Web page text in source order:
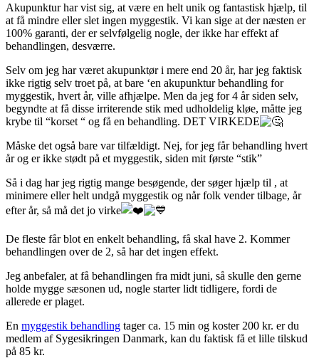
Akupunktur har vist sig, at være en helt unik og fantastisk hjælp, til
at få mindre eller slet ingen myggestik. Vi kan sige at der næsten er
100% garanti, der er selvfølgelig nogle, der ikke har effekt af
behandlingen, desværre.
Selv om jeg har været akupunktør i mere end 20 år, har jeg faktisk
ikke rigtig selv troet på, at bare ‘en akupunktur behandling for
myggestik, hvert år, ville afhjælpe. Men da jeg for 4 år siden selv,
begyndte at få disse irriterende stik med udholdelig kløe, måtte jeg
krybe til “korset “ og få en behandling. DET VIRKEDE
Måske det også bare var tilfældigt. Nej, for jeg får behandling hvert
år og er ikke stødt på et myggestik, siden mit første “stik”
Så i dag har jeg rigtig mange besøgende, der søger hjælp til , at
minimere eller helt undgå myggestik og når folk vender tilbage, år
efter år, så må det jo virke
De fleste får blot en enkelt behandling, få skal have 2. Kommer
behandlingen over de 2, så har det ingen effekt.
Jeg anbefaler, at få behandlingen fra midt juni, så skulle den gerne
holde mygge sæsonen ud, nogle starter lidt tidligere, fordi de
allerede er plaget.
En myggestik behandling tager ca. 15 min og koster 200 kr. er du
medlem af Sygesikringen Danmark, kan du faktisk få et lille tilskud
på 85 kr.